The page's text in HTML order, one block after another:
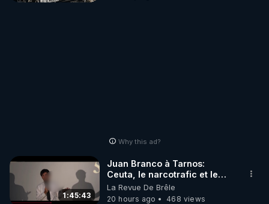
Why this ad?
1:45:43
Juan Branco à Tarnos:
Ceuta, le narcotrafic et le
pouvoir en France
La Revue De Brêle
20 hours ago
468 views